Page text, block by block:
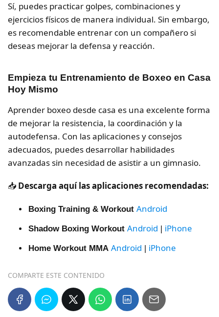
Sí, puedes practicar golpes, combinaciones y
ejercicios físicos de manera individual. Sin embargo,
es recomendable entrenar con un compañero si
deseas mejorar la defensa y reacción.
Empieza tu Entrenamiento de Boxeo en Casa
Hoy Mismo
Aprender boxeo desde casa es una excelente forma
de mejorar la resistencia, la coordinación y la
autodefensa. Con las aplicaciones y consejos
adecuados, puedes desarrollar habilidades
avanzadas sin necesidad de asistir a un gimnasio.
📥 Descarga aquí las aplicaciones recomendadas:
Boxing Training & Workout Android
Shadow Boxing Workout Android | iPhone
Home Workout MMA Android | iPhone
COMPARTE ESTE CONTENIDO